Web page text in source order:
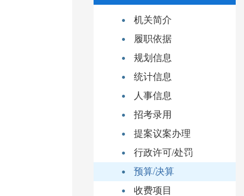
机关简介
履职依据
规划信息
统计信息
人事信息
招考录用
提案议案办理
行政许可/处罚
预算/决算
收费项目